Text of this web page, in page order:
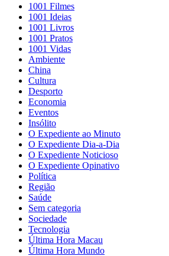
1001 Filmes
1001 Ideias
1001 Livros
1001 Pratos
1001 Vidas
Ambiente
China
Cultura
Desporto
Economia
Eventos
Insólito
O Expediente ao Minuto
O Expediente Dia-a-Dia
O Expediente Noticioso
O Expediente Opinativo
Política
Região
Saúde
Sem categoria
Sociedade
Tecnologia
Última Hora Macau
Última Hora Mundo